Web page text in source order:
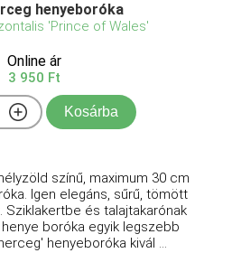
henyeboróka
'Prince of Wales'
Online ár
3 950 Ft
Kosárba
színű, maximum 30 cm
Igen elegáns, sűrű, tömött
és talajtakarónak
henye boróka egyik legszebb
henyeboróka kivál ...